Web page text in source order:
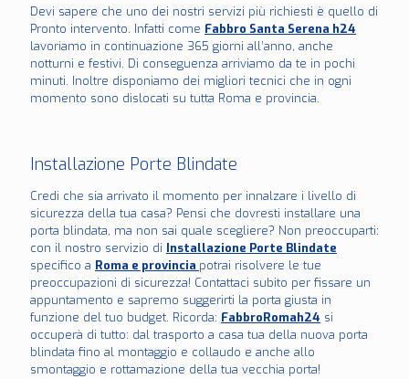
Devi sapere che uno dei nostri servizi più richiesti è quello di
Pronto intervento. Infatti come Fabbro Santa Serena h24
lavoriamo in continuazione 365 giorni all’anno, anche
notturni e festivi. Di conseguenza arriviamo da te in pochi
minuti. Inoltre disponiamo dei migliori tecnici che in ogni
momento sono dislocati su tutta Roma e provincia.
Installazione Porte Blindate
Credi che sia arrivato il momento per innalzare i livello di
sicurezza della tua casa? Pensi che dovresti installare una
porta blindata, ma non sai quale scegliere? Non preoccuparti:
con il nostro servizio di Installazione Porte Blindate
specifico a Roma e provincia potrai risolvere le tue
preoccupazioni di sicurezza! Contattaci subito per fissare un
appuntamento e sapremo suggerirti la porta giusta in
funzione del tuo budget. Ricorda: FabbroRomah24 si
occuperà di tutto: dal trasporto a casa tua della nuova porta
blindata fino al montaggio e collaudo e anche allo
smontaggio e rottamazione della tua vecchia porta!